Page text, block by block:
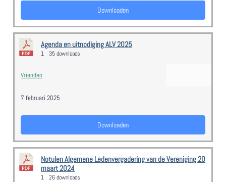
Downloaden
Agenda en uitnodiging ALV 2025
1 35 downloads
Vrienden
7 februari 2025
Downloaden
Notulen Algemene Ledenvergadering van de Vereniging 20
maart 2024
1 26 downloads